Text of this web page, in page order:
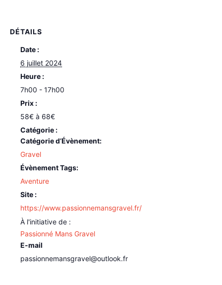
DÉTAILS
Date :
6 juillet 2024
Heure :
7h00 - 17h00
Prix :
58€ à 68€
Catégorie d’Évènement:
Gravel
Évènement Tags:
Aventure
Site :
https://www.passionnemansgravel.fr/
Passionné Mans Gravel
E-mail
passionnemansgravel@outlook.fr